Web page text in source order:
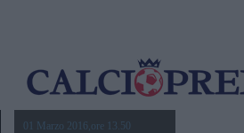
01 Marzo 2016,ore 13.50